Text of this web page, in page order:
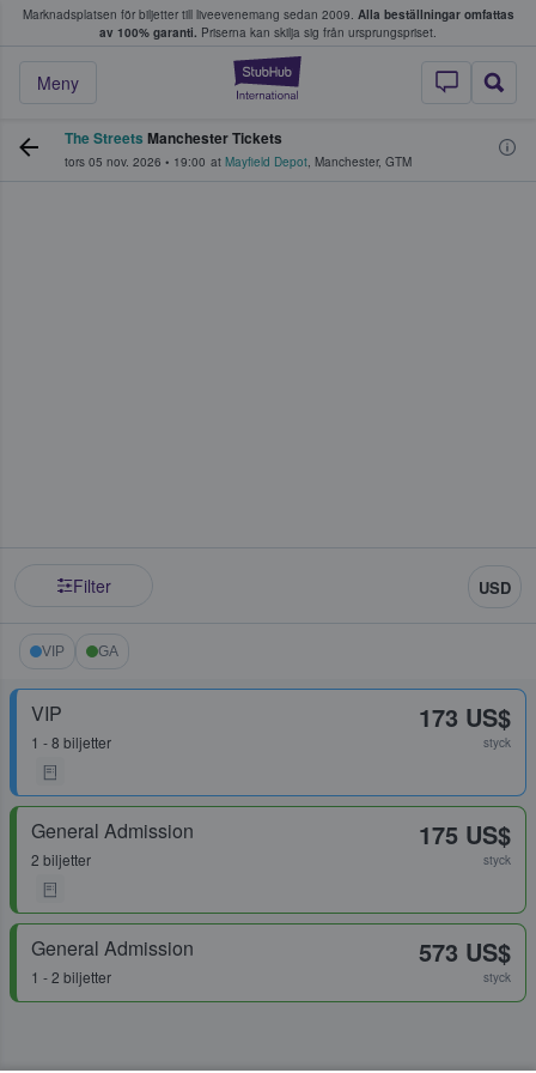
Marknadsplatsen för biljetter till liveevenemang sedan 2009. Alla beställningar omfattas
av 100% garanti. Priserna kan skilja sig från ursprungspriset.
StubHub – där
Meny
köper och säljer biljetter.
The Streets Manchester Tickets
tors 05 nov. 2026 • 19:00 at Mayfield Depot, Manchester, GTM
Filter USD
VIP GA
VIP
1 - 8 biljetter
173 US$
styck
General Admission
2 biljetter
175 US$
styck
General Admission
1 - 2 biljetter
573 US$
styck